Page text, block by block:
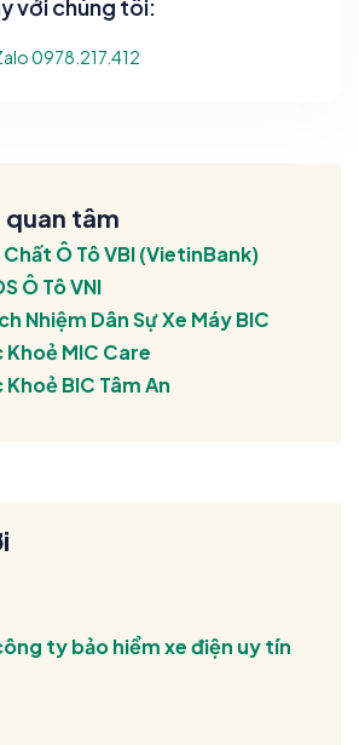
với chúng tôi:
0978.217.412
quan tâm
Ô Tô VBI (VietinBank)
Ô Tô VNI
Nhiệm Dân Sự Xe Máy BIC
Khoẻ MIC Care
BIC Tâm An
ty bảo hiểm xe điện uy tín